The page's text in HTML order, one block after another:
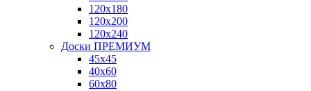
120x180
120x200
120x240
Доски ПРЕМИУМ
45x45
40x60
60x80